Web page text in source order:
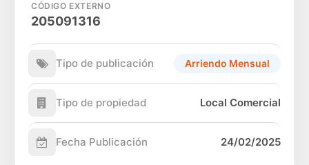
CÓDIGO EXTERNO
205091316
Tipo de publicación Arriendo Mensual
Tipo de propiedad Local Comercial
Fecha Publicación 24/02/2025